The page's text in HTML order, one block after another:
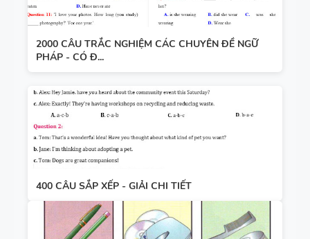
2000 CÂU TRẮC NGHIỆM CÁC CHUYÊN ĐỀ NGỮ
PHÁP - CÓ Đ...
400 CÂU SẮP XẾP - GIẢI CHI TIẾT